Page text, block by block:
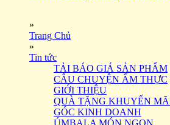
»
Trang Chủ
»
Tin tức
TẢI BÁO GIÁ SẢN PHẨM
CÂU CHUYỆN ẨM THỰC
GIỚI THIỆU
QUÀ TẶNG KHUYẾN
GÓC KINH DOANH
ÚMBALA MÓN NGON